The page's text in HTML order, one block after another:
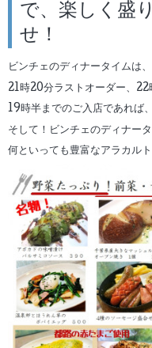
で、楽しく盛
せ！
ビンチェのディナータイムは
21時20分ラストオーダー、22
19時半までのご入店であれば
そして！ビンチェのディナー
何といっても豊富なアラカル